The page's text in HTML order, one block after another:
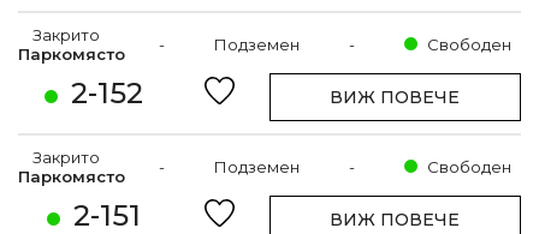
2-152
Закрито
Паркомясто
- Подземен - Свободен
ВИЖ ПОВЕЧЕ
2-151
Закрито
Паркомясто
- Подземен - Свободен
ВИЖ ПОВЕЧЕ